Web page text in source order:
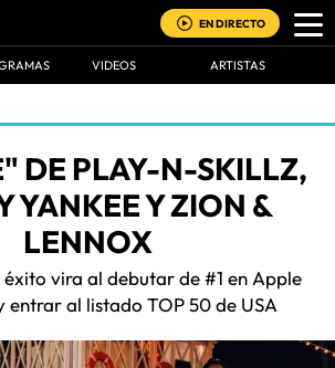
EN DIRECTO
VIDEOS ARTISTAS
DE PLAY-N-SKILLZ,
YANKEE Y ZION &
LENNOX
éxito vira al debutar de #1 en Apple
entrar al listado TOP 50 de USA